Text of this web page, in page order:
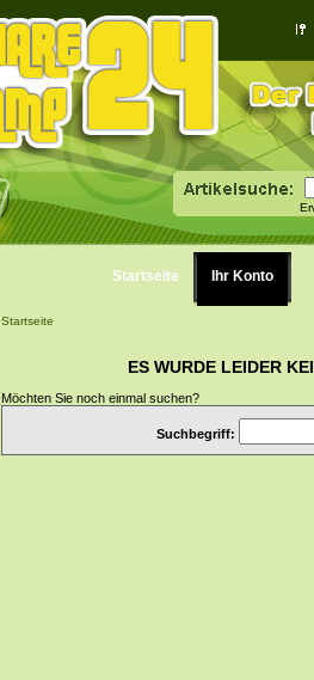
Startseite Ihr Konto
Startseite
ES WURDE LEIDER
Möchten Sie noch einmal suchen?
Suchbegriff: